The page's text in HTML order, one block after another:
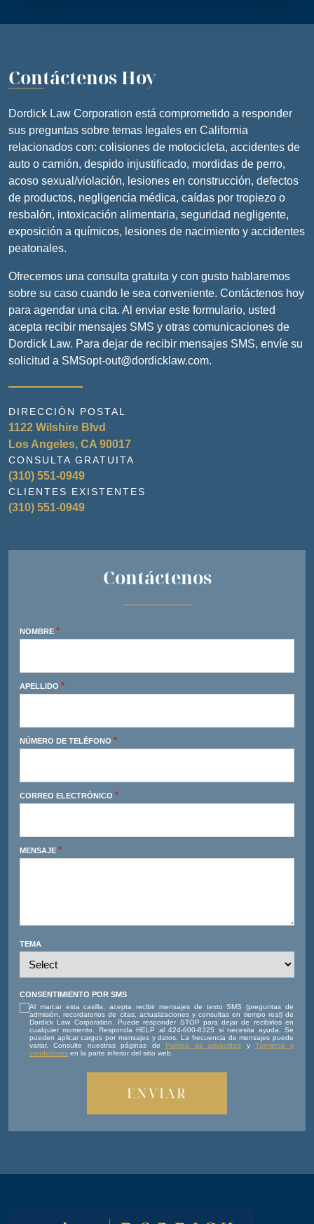
Contáctenos Hoy
Dordick Law Corporation está comprometido a responder
sus preguntas sobre temas legales en California
relacionados con: colisiones de motocicleta, accidentes de
auto o camión, despido injustificado, mordidas de perro,
acoso sexual/violación, lesiones en construcción, defectos
de productos, negligencia médica, caídas por tropiezo o
resbalón, intoxicación alimentaria, seguridad negligente,
exposición a químicos, lesiones de nacimiento y accidentes
peatonales.
Ofrecemos una consulta gratuita y con gusto hablaremos
sobre su caso cuando le sea conveniente. Contáctenos hoy
para agendar una cita. Al enviar este formulario, usted
acepta recibir mensajes SMS y otras comunicaciones de
Dordick Law. Para dejar de recibir mensajes SMS, envíe su
solicitud a SMSopt-out@dordicklaw.com.
DIRECCIÓN POSTAL
1122 Wilshire Blvd
Los Angeles, CA 90017
CONSULTA GRATUITA
(310) 551-0949
CLIENTES EXISTENTES
(310) 551-0949
Contáctenos
NOMBRE *
APELLIDO *
NÚMERO DE TELÉFONO *
CORREO ELECTRÓNICO *
MENSAJE *
TEMA
CONSENTIMIENTO POR SMS
Al marcar esta casilla, acepta recibir mensajes de texto SMS (preguntas de
admisión, recordatorios de citas, actualizaciones y consultas en tiempo real) de
Dordick Law Corporation. Puede responder STOP para dejar de recibirlos en
cualquier momento. Responda HELP al 424-600-8325 si necesita ayuda. Se
pueden aplicar cargos por mensajes y datos. La frecuencia de mensajes puede
variar. Consulte nuestras páginas de
Política de privacidad y Términos y
condiciones en la parte inferior del sitio web.